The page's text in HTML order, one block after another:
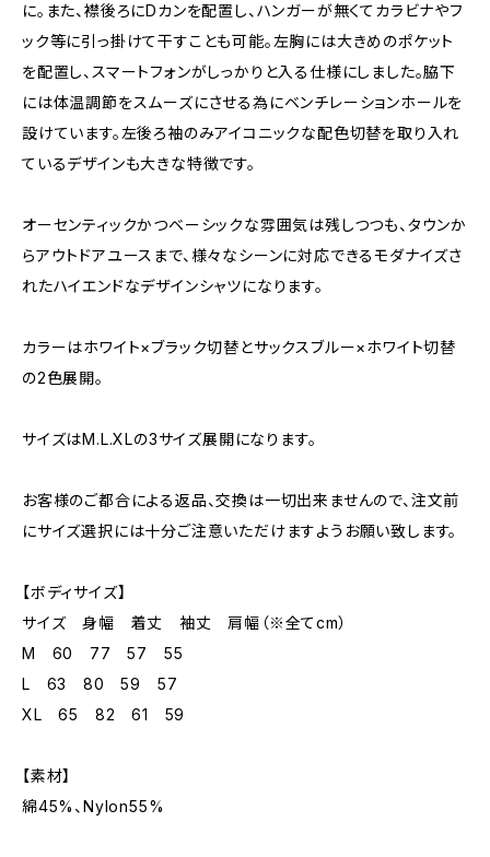
に。また、襟後ろにDカンを配置し、ハンガーが無くてカラビナやフ
ック等に引っ掛けて干すことも可能。左胸には大きめのポケット
を配置し、スマートフォンがしっかりと入る仕様にしました。脇下
には体温調節をスムーズにさせる為にベンチレーションホールを
設けています。左後ろ袖のみアイコニックな配色切替を取り入れ
ているデザインも大きな特徴です。
オーセンティックかつベーシックな雰囲気は残しつつも、タウンか
らアウトドアユースまで、様々なシーンに対応できるモダナイズさ
れたハイエンドなデザインシャツになります。
カラーはホワイト×ブラック切替とサックスブルー×ホワイト切替
の2色展開。
サイズはM.L.XLの3サイズ展開になります。
お客様のご都合による返品、交換は一切出来ませんので、注文前
にサイズ選択には十分ご注意いただけますようお願い致します。
【ボディサイズ】
サイズ 身幅 着丈 袖丈 肩幅（※全てcm）
M 60 77 57 55
L 63 80 59 57
XL 65 82 61 59
【素材】
綿45%、Nylon55%